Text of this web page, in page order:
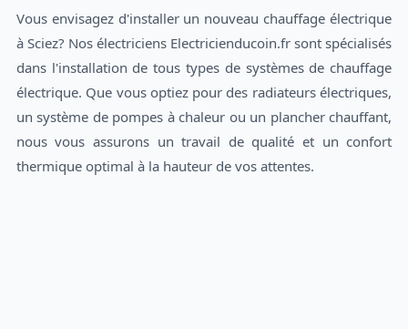
Vous envisagez d'installer un nouveau chauffage électrique
à Sciez? Nos électriciens Electricienducoin.fr sont spécialisés
dans l'installation de tous types de systèmes de chauffage
électrique. Que vous optiez pour des radiateurs électriques,
un système de pompes à chaleur ou un plancher chauffant,
nous vous assurons un travail de qualité et un confort
thermique optimal à la hauteur de vos attentes.